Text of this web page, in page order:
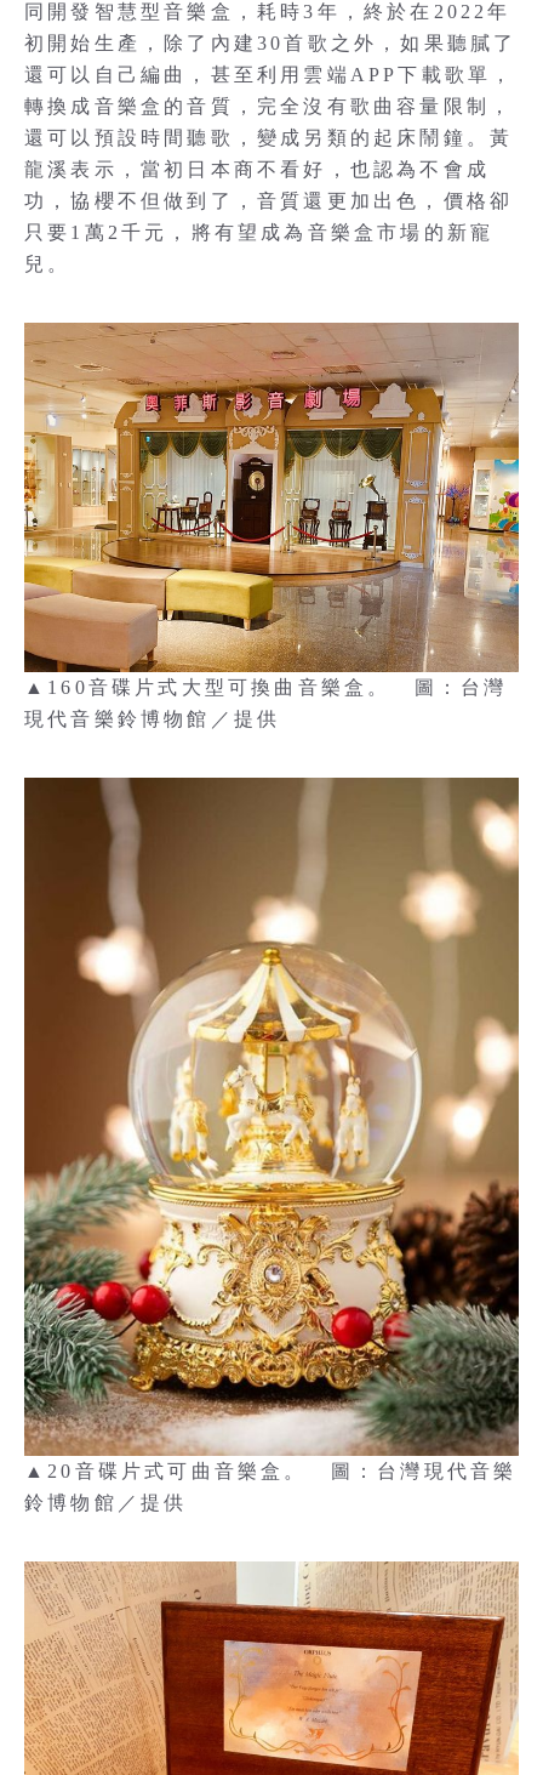
同開發智慧型音樂盒，耗時3年，終於在2022年
初開始生產，除了內建30首歌之外，如果聽膩了
還可以自己編曲，甚至利用雲端APP下載歌單，
轉換成音樂盒的音質，完全沒有歌曲容量限制，
還可以預設時間聽歌，變成另類的起床鬧鐘。黃
龍溪表示，當初日本商不看好，也認為不會成
功，協櫻不但做到了，音質還更加出色，價格卻
只要1萬2千元，將有望成為音樂盒市場的新寵
兒。
▲160音碟片式大型可換曲音樂盒。 圖：台灣
現代音樂鈴博物館／提供
▲20音碟片式可曲音樂盒。 圖：台灣現代音樂
鈴博物館／提供